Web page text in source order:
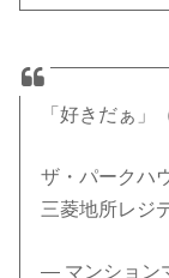
「好きだぁ」
ザ・パークハ
三菱地所レジ
— マンション